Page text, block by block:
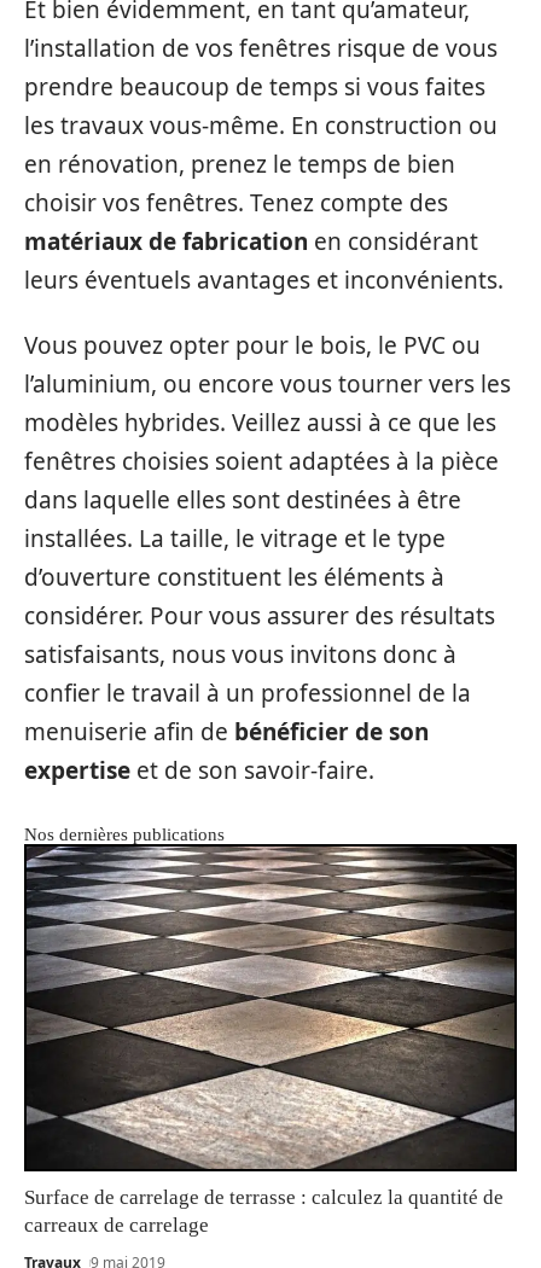
Et bien évidemment, en tant qu’amateur,
l’installation de vos fenêtres risque de vous
prendre beaucoup de temps si vous faites
les travaux vous-même. En construction ou
en rénovation, prenez le temps de bien
choisir vos fenêtres. Tenez compte des
matériaux de fabrication en considérant
leurs éventuels avantages et inconvénients.
Vous pouvez opter pour le bois, le PVC ou
l’aluminium, ou encore vous tourner vers les
modèles hybrides. Veillez aussi à ce que les
fenêtres choisies soient adaptées à la pièce
dans laquelle elles sont destinées à être
installées. La taille, le vitrage et le type
d’ouverture constituent les éléments à
considérer. Pour vous assurer des résultats
satisfaisants, nous vous invitons donc à
confier le travail à un professionnel de la
menuiserie afin de bénéficier de son
expertise et de son savoir-faire.
Nos dernières publications
Surface de carrelage de terrasse : calculez la quantité de
carreaux de carrelage
Travaux 9 mai 2019